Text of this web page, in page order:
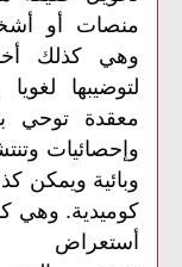
منصات أو
وھي كذلك
لتوضیبھا
معقدة توحي
وإحصائیات
وبائیة ویمكن
كومیدیة. وھي
أستعراض